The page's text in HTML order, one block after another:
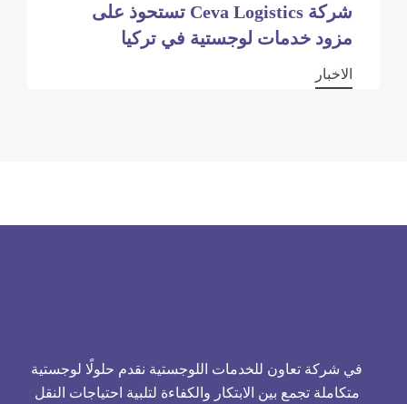
شركة Ceva Logistics تستحوذ على
مزود خدمات لوجستية في تركيا
الاخبار
في شركة تعاون للخدمات اللوجستية نقدم حلولًا لوجستية
متكاملة تجمع بين الابتكار والكفاءة لتلبية احتياجات النقل